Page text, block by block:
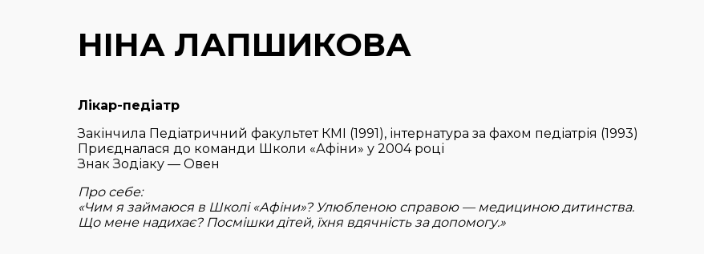
НІНА ЛАПШИКОВА
Лікар-педіатр
Закінчила Педіатричний факультет КМІ (1991), інтернатура за фахом педіатрія (1993)
Приєдналася до команди Школи «Афіни» у 2004 році
Знак Зодіаку — Овен
Про себе:
«Чим я займаюся в Школі «Афіни»? Улюбленою справою — медициною дитинства.
Що мене надихає? Посмішки дітей, їхня вдячність за допомогу.»